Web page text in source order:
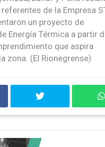
de la Empresa
un proyecto de
Energía Térmica a partir
que aspira
zona. (El Rionegrense)